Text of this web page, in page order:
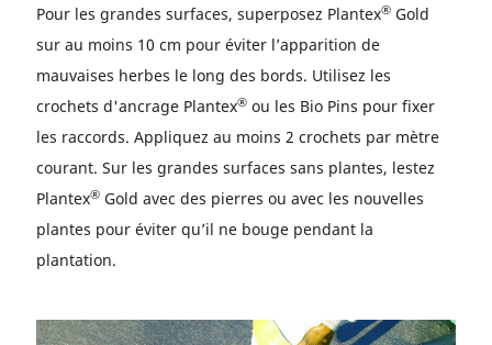
Pour les grandes surfaces, superposez Plantex® Gold
sur au moins 10 cm pour éviter l’apparition de
mauvaises herbes le long des bords. Utilisez les
crochets d'ancrage Plantex® ou les Bio Pins pour fixer
les raccords. Appliquez au moins 2 crochets par mètre
courant. Sur les grandes surfaces sans plantes, lestez
Plantex® Gold avec des pierres ou avec les nouvelles
plantes pour éviter qu’il ne bouge pendant la
plantation.